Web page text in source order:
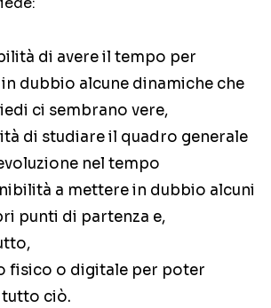
di avere il tempo per
dubbio alcune dinamiche che
ci sembrano vere,
di studiare il quadro generale
nel tempo
a mettere in dubbio alcuni
punti di partenza e,
fisico o digitale per poter
ciò.